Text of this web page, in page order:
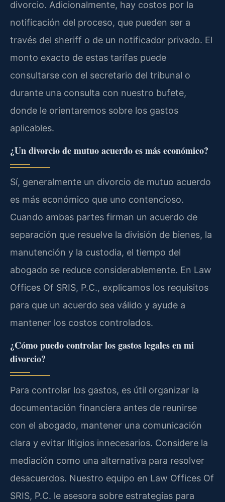
divorcio. Adicionalmente, hay costos por la
notificación del proceso, que pueden ser a
través del sheriff o de un notificador privado. El
monto exacto de estas tarifas puede
consultarse con el secretario del tribunal o
durante una consulta con nuestro bufete,
donde le orientaremos sobre los gastos
aplicables.
¿Un divorcio de mutuo acuerdo es más económico?
Sí, generalmente un divorcio de mutuo acuerdo
es más económico que uno contencioso.
Cuando ambas partes firman un acuerdo de
separación que resuelve la división de bienes, la
manutención y la custodia, el tiempo del
abogado se reduce considerablemente. En Law
Offices Of SRIS, P.C., explicamos los requisitos
para que un acuerdo sea válido y ayude a
mantener los costos controlados.
¿Cómo puedo controlar los gastos legales en mi
divorcio?
Para controlar los gastos, es útil organizar la
documentación financiera antes de reunirse
con el abogado, mantener una comunicación
clara y evitar litigios innecesarios. Considere la
mediación como una alternativa para resolver
desacuerdos. Nuestro equipo en Law Offices Of
SRIS, P.C. le asesora sobre estrategias para